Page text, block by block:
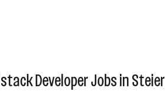
Developer Jobs in